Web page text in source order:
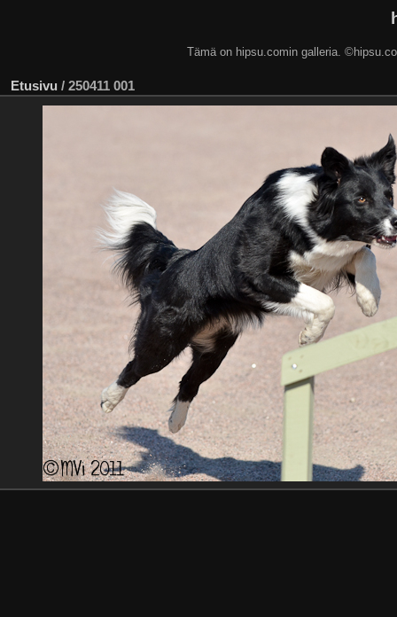
Tämä on hipsu.comin galleria.
Etusivu / 250411 001